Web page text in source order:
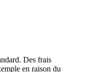
Des frais
en raison du